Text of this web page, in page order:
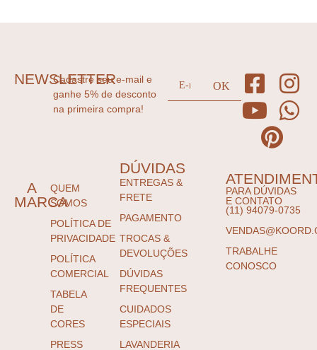
NEWSLETTER
Cadastre seu e-mail e
ganhe 5% de desconto
na primeira compra!
A
MARCA
QUEM
SOMOS
POLÍTICA DE
PRIVACIDADE
POLÍTICA
COMERCIAL
TABELA
DE
CORES
PRESS
DÚVIDAS
ENTREGAS &
FRETE
PAGAMENTO
TROCAS &
DEVOLUÇÕES
DÚVIDAS
FREQUENTES
CUIDADOS
ESPECIAIS
LAVANDERIA
PARA DÚVIDAS
E CONTATO
(11) 94079-0735
TRABALHE
CONOSCO